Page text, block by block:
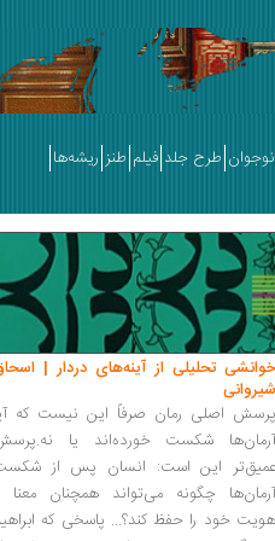
طرح جلد فیلم طنز ریشه‌ها
خوانشی تحلیلی از آینه‌های دردار |
شیروانی
پرسش اصلی رمان صرفاً این نیست که
آرمان‌ها شکست خورده‌اند یا
عمیق‌تر این است: انسان پس از
آرمان‌ها چگونه می‌تواند همچنان معنا
هویت خود را حفظ کند؟... پاسخی که